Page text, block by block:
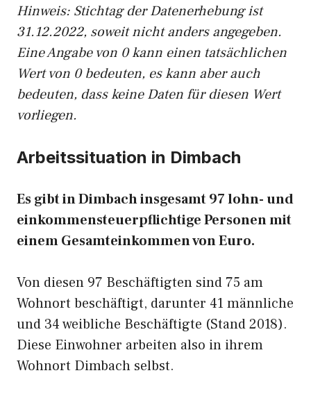
Hinweis: Stichtag der Datenerhebung ist
31.12.2022, soweit nicht anders angegeben.
Eine Angabe von 0 kann einen tatsächlichen
Wert von 0 bedeuten, es kann aber auch
bedeuten, dass keine Daten für diesen Wert
vorliegen.
Arbeitssituation in Dimbach
Es gibt in Dimbach insgesamt 97 lohn- und
einkommensteuerpflichtige Personen mit
einem Gesamteinkommen von Euro.
Von diesen 97 Beschäftigten sind 75 am
Wohnort beschäftigt, darunter 41 männliche
und 34 weibliche Beschäftigte (Stand 2018).
Diese Einwohner arbeiten also in ihrem
Wohnort Dimbach selbst.